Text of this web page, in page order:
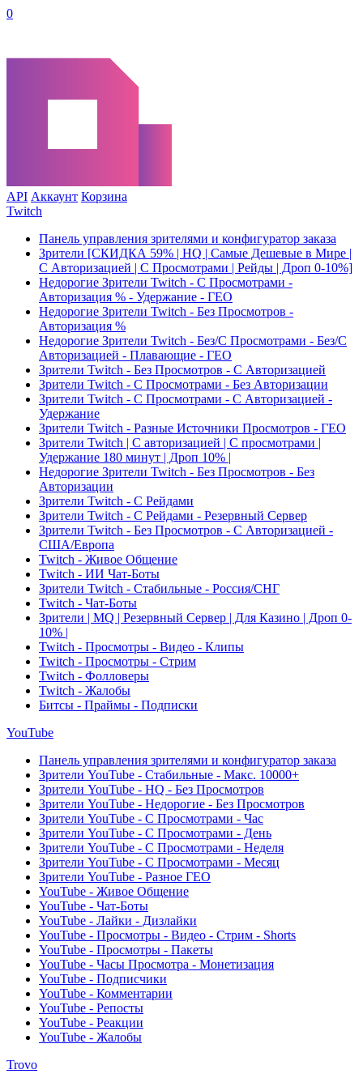
0
API Аккаунт Корзина
Twitch
Панель управления зрителями и конфигуратор заказа
Зрители [СКИДКА 59% | HQ | Самые Дешевые в Мире |
С Авторизацией | С Просмотрами | Рейды | Дроп 0-10%]
Недорогие Зрители Twitch - С Просмотрами -
Авторизация % - Удержание - ГЕО
Недорогие Зрители Twitch - Без Просмотров -
Авторизация %
Недорогие Зрители Twitch - Без/С Просмотрами - Без/С
Авторизацией - Плавающие - ГЕО
Зрители Twitch - Без Просмотров - С Авторизацией
Зрители Twitch - С Просмотрами - Без Авторизации
Зрители Twitch - С Просмотрами - С Авторизацией -
Удержание
Зрители Twitch - Разные Источники Просмотров - ГЕО
Зрители Twitch | С авторизацией | С просмотрами |
Удержание 180 минут | Дроп 10% |
Недорогие Зрители Twitch - Без Просмотров - Без
Авторизации
Зрители Twitch - С Рейдами
Зрители Twitch - С Рейдами - Резервный Сервер
Зрители Twitch - Без Просмотров - С Авторизацией -
США/Европа
Twitch - Живое Общение
Twitch - ИИ Чат-Боты
Зрители Twitch - Стабильные - Россия/СНГ
Twitch - Чат-Боты
Зрители | MQ | Резервный Сервер | Для Казино | Дроп 0-
10% |
Twitch - Просмотры - Видео - Клипы
Twitch - Просмотры - Стрим
Twitch - Фолловеры
Twitch - Жалобы
Битсы - Праймы - Подписки
YouTube
Панель управления зрителями и конфигуратор заказа
Зрители YouTube - Стабильные - Макс. 10000+
Зрители YouTube - HQ - Без Просмотров
Зрители YouTube - Недорогие - Без Просмотров
Зрители YouTube - С Просмотрами - Час
Зрители YouTube - С Просмотрами - День
Зрители YouTube - С Просмотрами - Неделя
Зрители YouTube - С Просмотрами - Месяц
Зрители YouTube - Разное ГЕО
YouTube - Живое Общение
YouTube - Чат-Боты
YouTube - Лайки - Дизлайки
YouTube - Просмотры - Видео - Стрим - Shorts
YouTube - Просмотры - Пакеты
YouTube - Часы Просмотра - Монетизация
YouTube - Подписчики
YouTube - Комментарии
YouTube - Репосты
YouTube - Реакции
YouTube - Жалобы
Trovo